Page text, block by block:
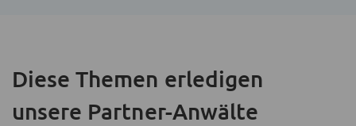
Diese Themen erledigen
unsere Partner-Anwälte